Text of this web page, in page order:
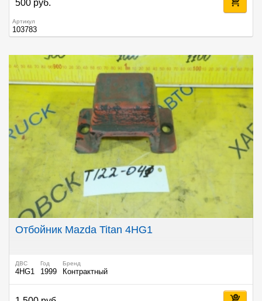
500 руб.
Артикул
103783
Отбойник Mazda Titan 4HG1
ДВС
4HG1
Год
1999
Бренд
Контрактный